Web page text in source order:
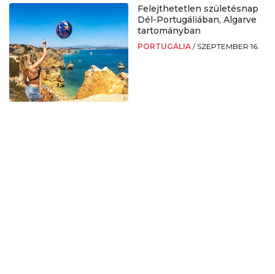
Felejthetetlen születésnap
Dél-Portugáliában, Algarve
tartományban
PORTUGÁLIA / SZEPTEMBER 16.